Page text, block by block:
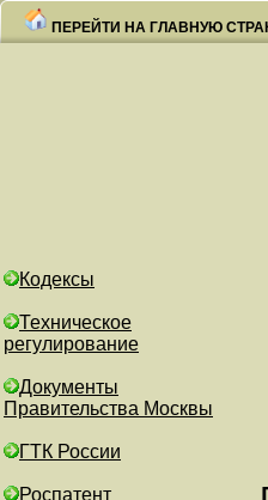
ПЕРЕЙТИ НА ГЛАВНУЮ
Кодексы
Техническое
регулирование
Документы
Правительства Москвы
ГТК России
Роспатент